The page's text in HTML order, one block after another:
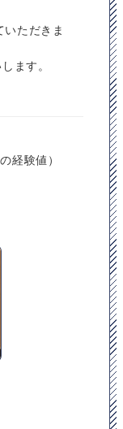
ただきま
ます。
経験値）